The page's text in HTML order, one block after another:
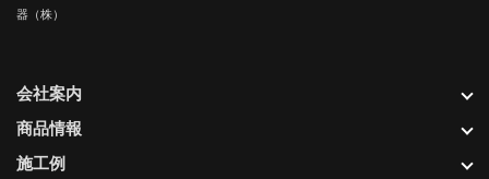
器（株）
会社案内
商品情報
施工例